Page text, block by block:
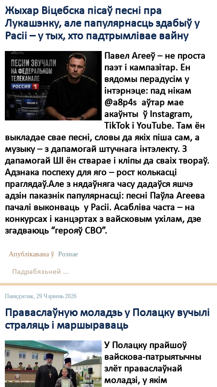
Жыхар Віцебска пісаў песні пра
Лукашэнку, але папулярнасць здабыў у
Расіі – у тых, хто падтрымлівае вайну
Павел Агееў – не проста
паэт і кампазітар. Ен
вядомы перадусім у
інтэрнэце: пад нікам
@a8p4s аўтар мае
акаўнты ў Instagram,
TіkTok і YouTube. Там ён
выкладае свае песні, словы да якіх піша сам, а
музыку – з дапамогай штучнага інтэлекту. З
дапамогай ШІ ён стварае і кліпы да сваіх твораў.
Адзнака поспеху для яго – рост колькасці
праглядаў.Але з нядаўняга часу дадаўся яшчэ
адзін паказнік папулярнасці: песні Паўла Агеева
пачалі выконваць у Расіі. Асабліва часта – на
конкурсах і канцэртах з вайсковым ухілам, дзе
згадваюць “герояў СВО”.
Апублікавана ў Рознае
Падрабязьней ...
Панядзелак, 29 Чэрвень 2026
Праваслаўную моладзь у Полацку вучылі
страляць і маршыраваць
У Полацку прайшоў
вайскова-патрыятычны
злёт праваслаўнай
моладзі, у якім
Правы дзіцяці
Пэнітэнцыярная сыстэма
Распальваньне варожасьці
Рознае
Свабода слова
Свабода сумленьня
Сьмяротнае пакараньне
Экалёгія
Правы працоўных
Сацыяльныя правы